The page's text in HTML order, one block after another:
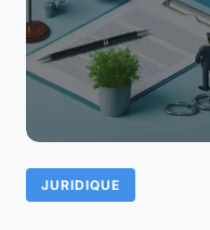
JURIDIQUE